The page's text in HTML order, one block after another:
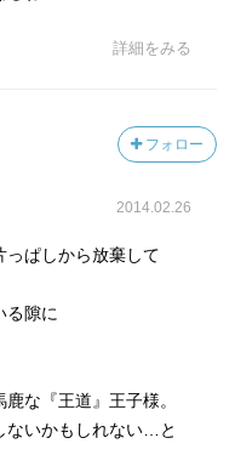
詳細をみる
フォロー
2014.02.26
っぱしから放棄して
る隙に
な『王道』王子様。
ないかもしれない…と